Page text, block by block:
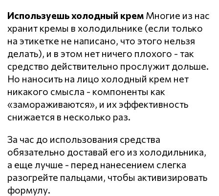
Используешь холодный крем Многие из нас
хранит кремы в холодильнике (если только
на этикетке не написано, что этого нельзя
делать), и в этом нет ничего плохого - так
средство действительно прослужит дольше.
Но наносить на лицо холодный крем нет
никакого смысла - компоненты как
«замораживаются», и их эффективность
снижается в несколько раз.
За час до использования средства
обязательно доставай его из холодильника,
а еще лучше - перед нанесением слегка
разогрейте пальцами, чтобы активизировать
формулу.